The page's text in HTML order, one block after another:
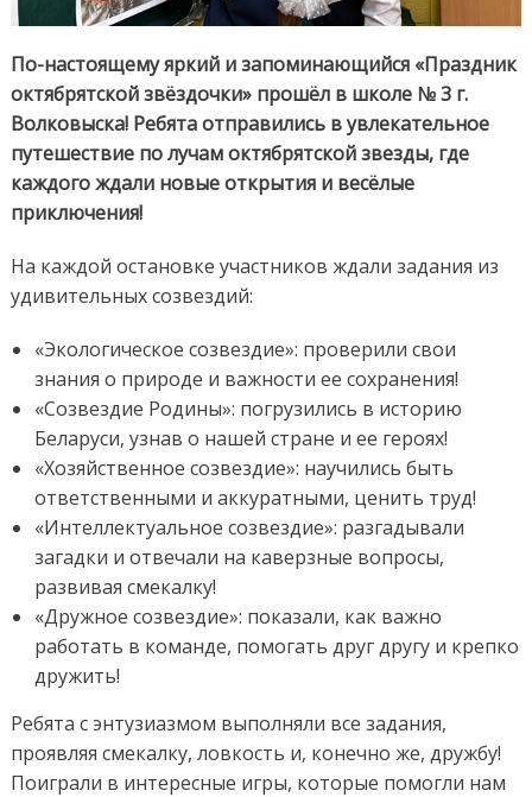
По-настоящему яркий и запоминающийся «Праздник
октябрятской звёздочки» прошёл в школе № 3 г.
Волковыска! Ребята отправились в увлекательное
путешествие по лучам октябрятской звезды, где
каждого ждали новые открытия и весёлые
приключения!
На каждой остановке участников ждали задания из
удивительных созвездий:
«Экологическое созвездие»: проверили свои
знания о природе и важности ее сохранения!
«Созвездие Родины»: погрузились в историю
Беларуси, узнав о нашей стране и ее героях!
«Хозяйственное созвездие»: научились быть
ответственными и аккуратными, ценить труд!
«Интеллектуальное созвездие»: разгадывали
загадки и отвечали на каверзные вопросы,
развивая смекалку!
«Дружное созвездие»: показали, как важно
работать в команде, помогать друг другу и крепко
дружить!
Ребята с энтузиазмом выполняли все задания,
проявляя смекалку, ловкость и, конечно же, дружбу!
Поиграли в интересные игры, которые помогли нам